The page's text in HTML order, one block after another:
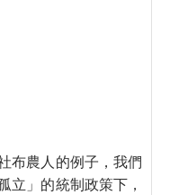
布農人的例子，我們
立」的統制政策下，